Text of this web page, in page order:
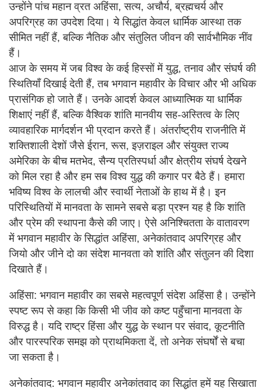
उन्होंने पांच महान व्रत अहिंसा, सत्य, अचौर्य, ब्रह्मचर्य और
अपरिग्रह का उपदेश दिया। ये सिद्धांत केवल धार्मिक आस्था तक
सीमित नहीं हैं, बल्कि नैतिक और संतुलित जीवन की सार्वभौमिक नींव
हैं।
आज के समय में जब विश्व के कई हिस्सों में युद्ध, तनाव और संघर्ष की
स्थितियाँ दिखाई देती हैं, तब भगवान महावीर के विचार और भी अधिक
प्रासंगिक हो जाते हैं। उनके आदर्श केवल आध्यात्मिक या धार्मिक
शिक्षाएं नहीं हैं, बल्कि वैश्विक शांति मानवीय सह-अस्तित्व के लिए
व्यावहारिक मार्गदर्शन भी प्रदान करते हैं। अंतर्राष्ट्रीय राजनीति में
शक्तिशाली देशों जैसे ईरान, रूस, इज़राइल और संयुक्त राज्य
अमेरिका के बीच मतभेद, सैन्य प्रतिस्पर्धा और क्षेत्रीय संघर्ष देखने
को मिल रहा है और हम सब विश्व युद्ध की कगार पर बैठे हैं। हमारा
भविष्य विश्व के लालची और स्वार्थी नेताओं के हाथ में है। इन
परिस्थितियों में मानवता के सामने सबसे बड़ा प्रश्न यह है कि शांति
और प्रेम की स्थापना कैसे की जाए। ऐसे अनिश्चितता के वातावरण
में भगवान महावीर के सिद्धांत अहिंसा, अनेकांतवाद अपरिग्रह और
जियो और जीने दो का संदेश मानवता को शांति और संतुलन की दिशा
दिखाते हैं।
अहिंसा: भगवान महावीर का सबसे महत्वपूर्ण संदेश अहिंसा है। उन्होंने
स्पष्ट रूप से कहा कि किसी भी जीव को कष्ट पहुँचाना मानवता के
विरुद्ध है। यदि राष्ट्र हिंसा और युद्ध के स्थान पर संवाद, कूटनीति
और पारस्परिक समझ को प्राथमिकता दें, तो अनेक संघर्षों से बचा
जा सकता है।
अनेकांतवाद: भगवान महावीर अनेकांतवाद का सिद्धांत हमें यह सिखाता